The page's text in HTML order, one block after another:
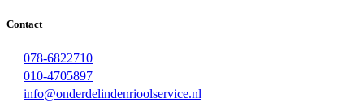
Contact
078-6822710
010-4705897
info@onderdelindenrioolservice.nl